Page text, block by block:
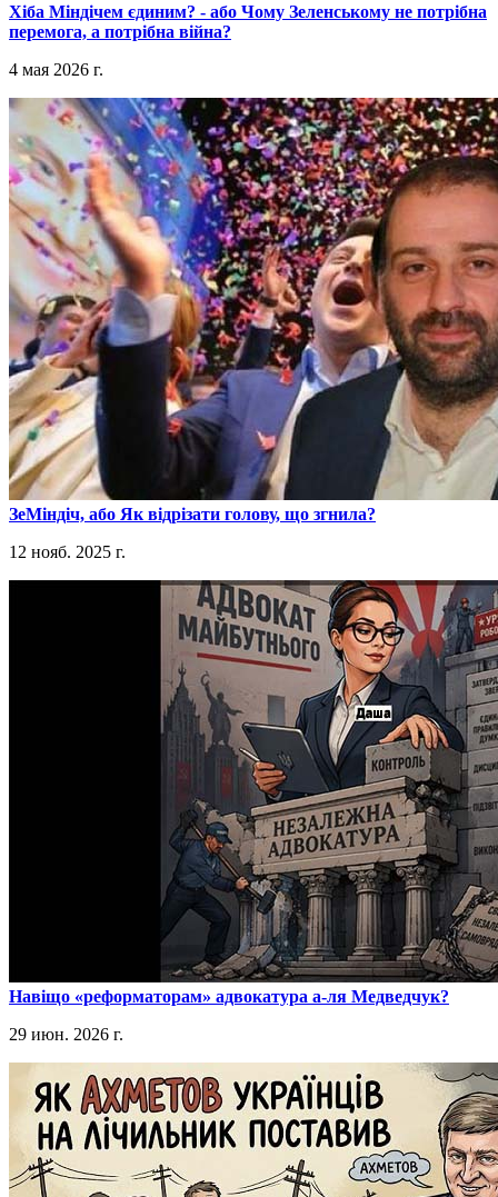
​Хіба Міндічем єдиним? - або Чому Зеленському не потрібна
перемога, а потрібна війна?
4 мая 2026 г.
​ЗеМіндіч, або Як відрізати голову, що згнила?
12 нояб. 2025 г.
​Навіщо «реформаторам» адвокатура а-ля Медведчук?
29 июн. 2026 г.